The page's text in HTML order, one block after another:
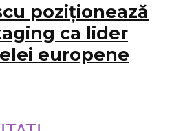
poziționează
ca lider
europene